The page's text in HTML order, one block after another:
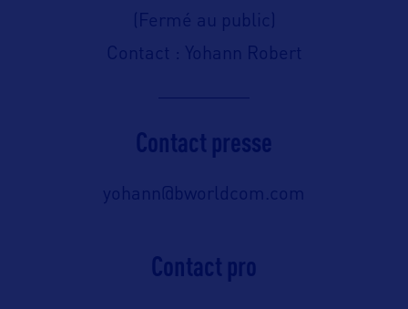
(Fermé au public)
Contact : Yohann Robert
Contact presse
yohann@bworldcom.com
Contact pro